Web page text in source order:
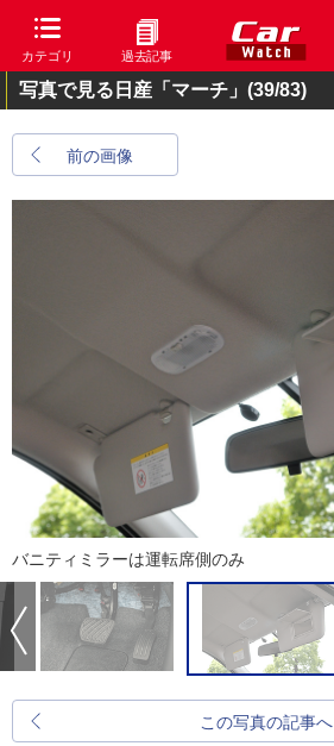
カテゴリ 過去記事
写真で見る日産「マーチ」 (39/83)
前の画像
バニティミラーは運転席側のみ
この写真の記事へ